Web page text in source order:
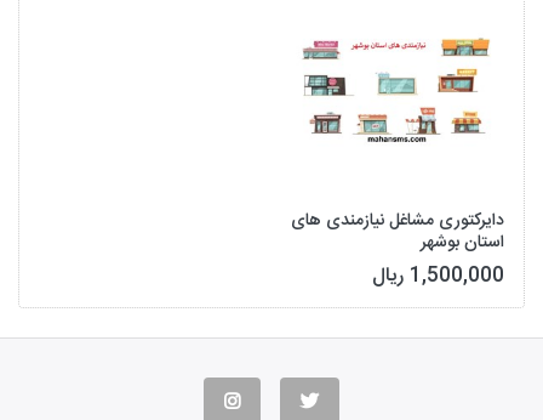
دایرکتوری مشاغل نیازمندی های
استان بوشهر
1,500,000 ریال